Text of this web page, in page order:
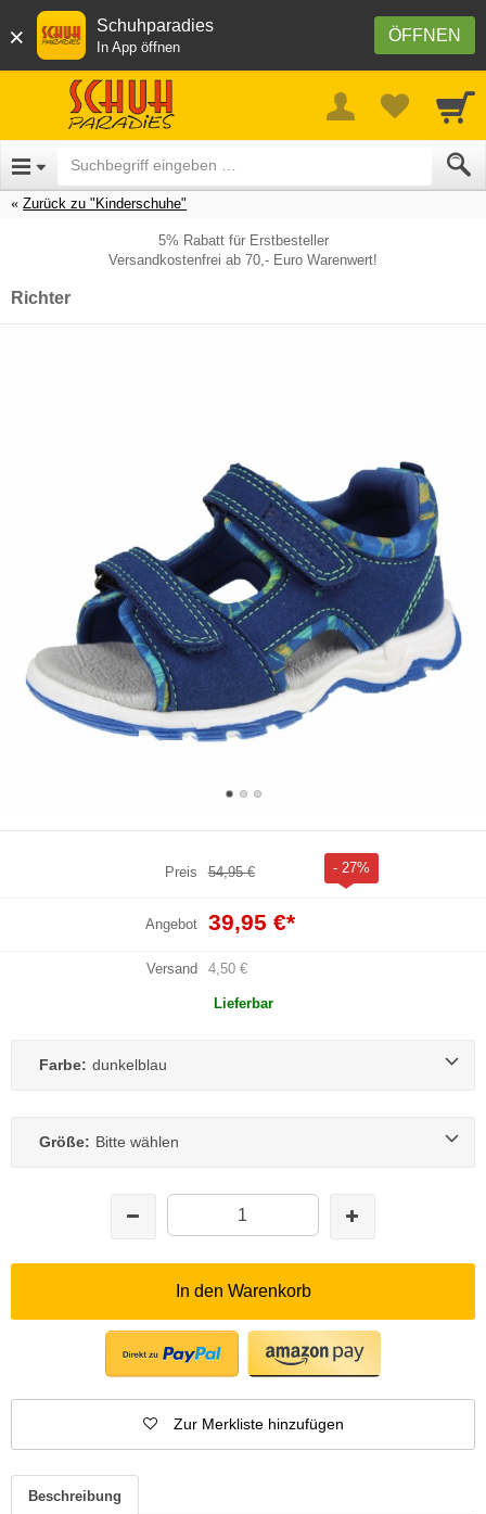
× ÖFFNEN
Schuhparadies
In App öffnen
Zurück zu "Kinderschuhe"
5% Rabatt für Erstbesteller
Versandkostenfrei ab 70,- Euro Warenwert!
Richter
Preis 54,95 € - 27%
Angebot 39,95 €*
Versand 4,50 €
Lieferbar
Farbe: dunkelblau
Größe: Bitte wählen
In den Warenkorb
Zur Merkliste hinzufügen
Beschreibung